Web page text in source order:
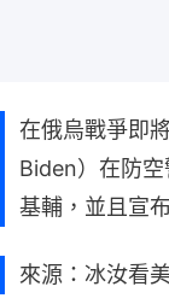
在俄烏戰爭即
Biden）在防
基輔，並且宣
來源：冰汝看